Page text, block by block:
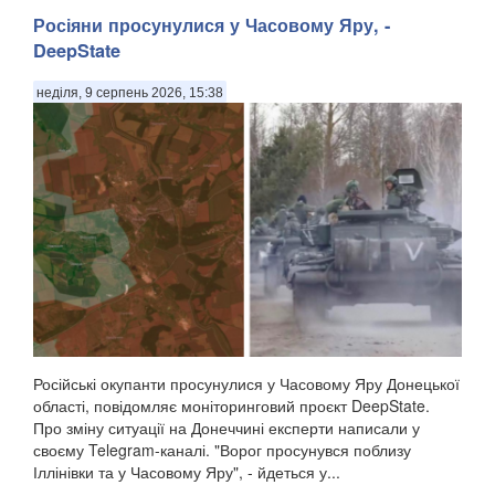
Росіяни просунулися у Часовому Яру, -
DeepState
неділя, 9 серпень 2026, 15:38
Російські окупанти просунулися у Часовому Яру Донецької
області, повідомляє моніторинговий проєкт DeepState.
Про зміну ситуації на Донеччині експерти написали у
своєму Telegram-каналі. "Ворог просунувся поблизу
Іллінівки та у Часовому Яру", - йдеться у...